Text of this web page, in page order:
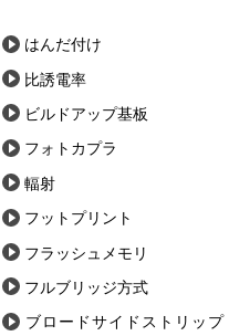
はんだ付け
比誘電率
ビルドアップ基板
フォトカプラ
輻射
フットプリント
フラッシュメモリ
フルブリッジ方式
ブロードサイドストリップ